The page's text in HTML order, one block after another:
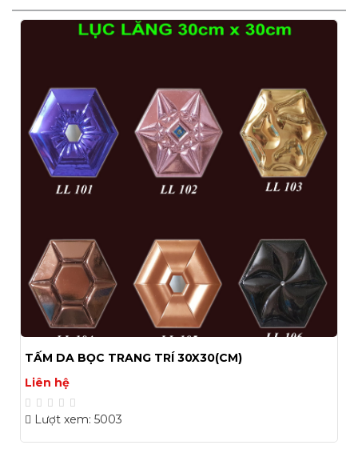
TẤM DA BỌC TRANG TRÍ 30X30(CM)
Liên hệ
Lượt xem: 5003